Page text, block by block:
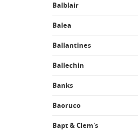
Balblair
Balea
Ballantines
Ballechin
Banks
Baoruco
Bapt & Clem's